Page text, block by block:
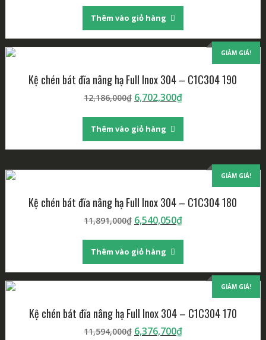
Thêm vào giỏ hàng
GIẢM GIÁ!
Kệ chén bát đĩa nâng hạ Full Inox 304 – C1C304 190
12,186,000₫ 6,702,300₫
Thêm vào giỏ hàng
GIẢM GIÁ!
Kệ chén bát đĩa nâng hạ Full Inox 304 – C1C304 180
11,891,000₫ 6,540,050₫
Thêm vào giỏ hàng
GIẢM GIÁ!
Kệ chén bát đĩa nâng hạ Full Inox 304 – C1C304 170
11,594,000₫ 6,376,700₫